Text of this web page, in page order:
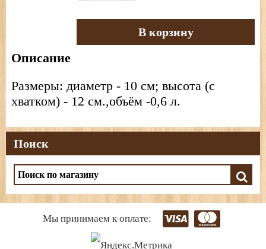
В корзину
Описание
Размеры: диаметр - 10 см; высота (с
хватком) - 12 см.,объём -0,6 л.
Поиск
Мы принимаем к оплате: